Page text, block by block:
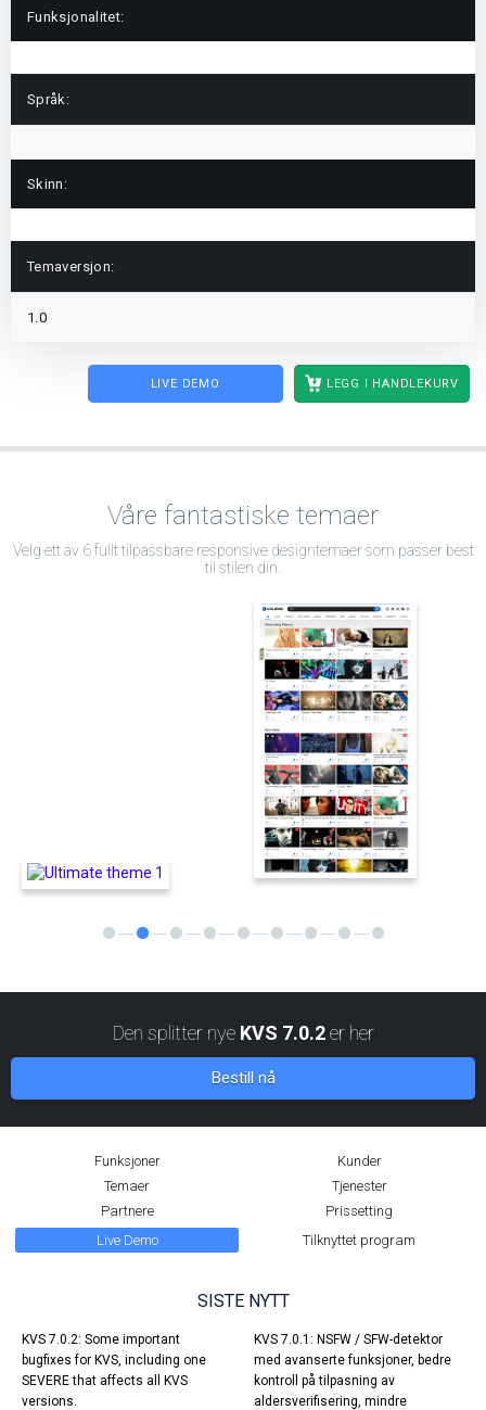
Funksjonalitet:
Språk:
Skinn:
Temaversjon:
1.0
LIVE DEMO LEGG I HANDLEKURV
Våre fantastiske temaer
Velg ett av 6 fullt tilpassbare responsive designtemaer som passer best
til stilen din.
Den splitter nye KVS 7.0.2er her
Bestill nå
Funksjoner
Kunder
Temaer
Tjenester
Partnere
Prissetting
Live Demo
Tilknyttet program
SISTE NYTT
KVS 7.0.2: Some important
bugfixes for KVS, including one
SEVERE that affects all KVS
versions.
KVS 7.0.1: NSFW / SFW-detektor
med avanserte funksjoner, bedre
kontroll på tilpasning av
aldersverifisering, mindre